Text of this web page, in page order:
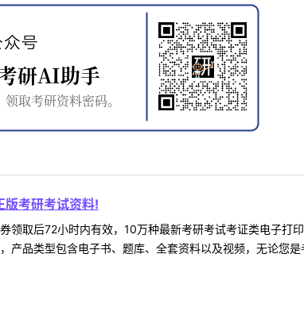
版考研考试资料!
领取后72小时内有效，10万种最新考研考试考证类电子
产品类型包含电子书、题库、全套资料以及视频，无论您